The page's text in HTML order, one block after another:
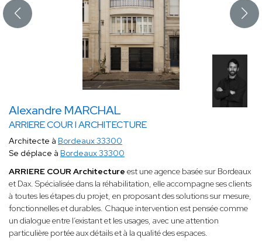
Alexandre MARCHAL
ARRIERE COUR I ARCHITECTURE
Architecte à Bordeaux 33300
Se déplace à Bordeaux 33300
ARRIERE COUR Architecture est une agence basée sur Bordeaux
et Dax. Spécialisée dans la réhabilitation, elle accompagne ses clients
à toutes les étapes du projet, en proposant des solutions sur mesure,
fonctionnelles et durables. Chaque intervention est pensée comme
un dialogue entre l’existant et les usages, avec une attention
particulière portée aux détails et à la qualité des espaces.